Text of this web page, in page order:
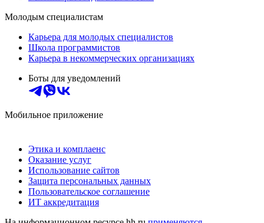
Молодым специалистам
Карьера для молодых специалистов
Школа программистов
Карьера в некоммерческих организациях
Боты для уведомлений
Мобильное приложение
Этика и комплаенс
Оказание услуг
Использование сайтов
Защита персональных данных
Пользовательское соглашение
ИТ аккредитация